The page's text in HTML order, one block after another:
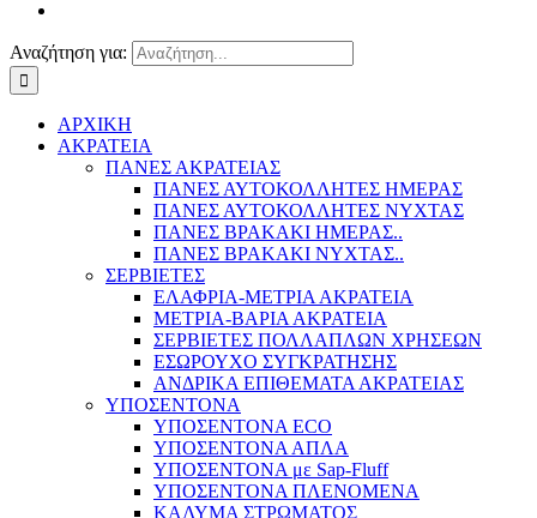
Αναζήτηση για:
ΑΡΧΙΚΗ
ΑΚΡΑΤΕΙΑ
ΠΑΝΕΣ ΑΚΡΑΤΕΙΑΣ
ΠΑΝΕΣ ΑΥΤΟΚΟΛΛΗΤΕΣ ΗΜΕΡΑΣ
ΠΑΝΕΣ ΑΥΤΟΚΟΛΛΗΤΕΣ ΝΥΧΤΑΣ
ΠΑΝΕΣ ΒΡΑΚΑΚΙ ΗΜΕΡΑΣ..
ΠΑΝΕΣ ΒΡΑΚΑΚΙ ΝΥΧΤΑΣ..
ΣΕΡΒΙΕΤΕΣ
ΕΛΑΦΡΙΑ-ΜΕΤΡΙΑ ΑΚΡΑΤΕΙΑ
ΜΕΤΡΙΑ-ΒΑΡΙΑ ΑΚΡΑΤΕΙΑ
ΣΕΡΒΙΕΤΕΣ ΠΟΛΛΑΠΛΩΝ ΧΡΗΣΕΩΝ
ΕΣΩΡΟΥΧΟ ΣΥΓΚΡΑΤΗΣΗΣ
ΑΝΔΡΙΚΑ ΕΠΙΘΕΜΑΤΑ ΑΚΡΑΤΕΙΑΣ
ΥΠΟΣΕΝΤΟΝΑ
ΥΠΟΣΕΝΤΟΝΑ ECO
ΥΠΟΣΕΝΤΟΝΑ ΑΠΛΑ
ΥΠΟΣΕΝΤΟΝΑ με Sap-Fluff
ΥΠΟΣΕΝΤΟΝΑ ΠΛΕΝΟΜΕΝΑ
ΚΑΛΥΜΑ ΣΤΡΩΜΑΤΟΣ